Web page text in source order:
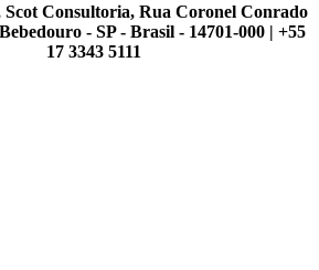
Consultoria, Rua Coronel Conrado
- SP - Brasil - 14701-000 | +55
17 3343 5111